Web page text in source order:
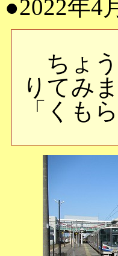
●2022年4
ちょう
りてみ
「くも